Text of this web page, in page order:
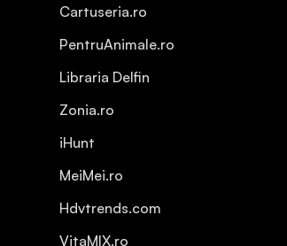
Cartuseria.ro
PentruAnimale.ro
Libraria Delfin
Zonia.ro
iHunt
MeiMei.ro
Hdvtrends.com
VitaMIX.ro